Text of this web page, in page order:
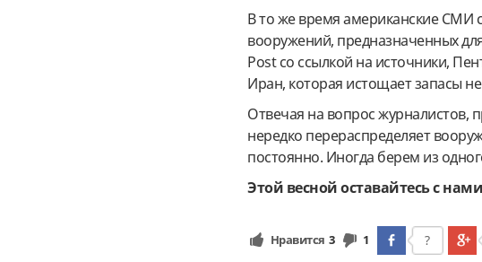
В то же время американские СМИ
вооружений, предназначенных
Post со ссылкой на источники,
Иран, которая истощает запасы
Отвечая на вопрос журналистов,
нередко перераспределяет
постоянно. Иногда берем из
Этой весной оставайтесь с
Нравится 3 1 ?